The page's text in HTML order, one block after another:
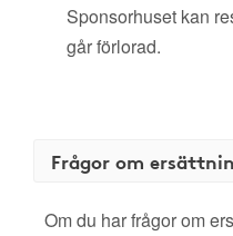
Sponsorhuset kan
går förlorad.
Frågor om
Om du har frågor om